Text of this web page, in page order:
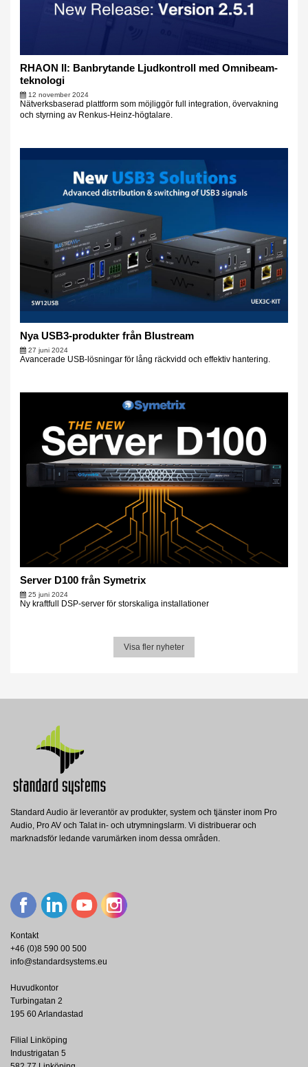
RHAON II: Banbrytande Ljudkontroll med Omnibeam-
teknologi
12 november 2024
Nätverksbaserad plattform som möjliggör full integration, övervakning
och styrning av Renkus-Heinz-högtalare.
Nya USB3-produkter från Blustream
27 juni 2024
Avancerade USB-lösningar för lång räckvidd och effektiv hantering.
Server D100 från Symetrix
25 juni 2024
Ny kraftfull DSP-server för storskaliga installationer
Visa fler nyheter
Standard Audio är leverantör av produkter, system och tjänster inom Pro
Audio, Pro AV och Talat in- och utrymningslarm. Vi distribuerar och
marknadsför ledande varumärken inom dessa områden.
Kontakt
+46 (0)8 590 00 500
info@standardsystems.eu
Huvudkontor
Turbingatan 2
195 60 Arlandastad
Filial Linköping
Industrigatan 5